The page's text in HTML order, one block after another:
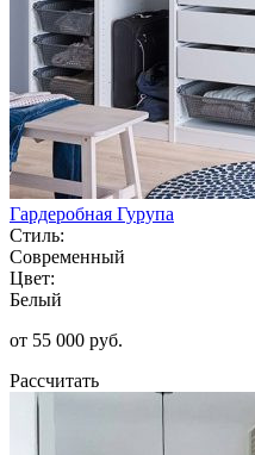
Гардеробная Гурупа
Стиль:
Современный
Цвет:
Белый
от 55 000 руб.
Рассчитать